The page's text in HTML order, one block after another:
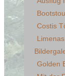
Costis
Golden